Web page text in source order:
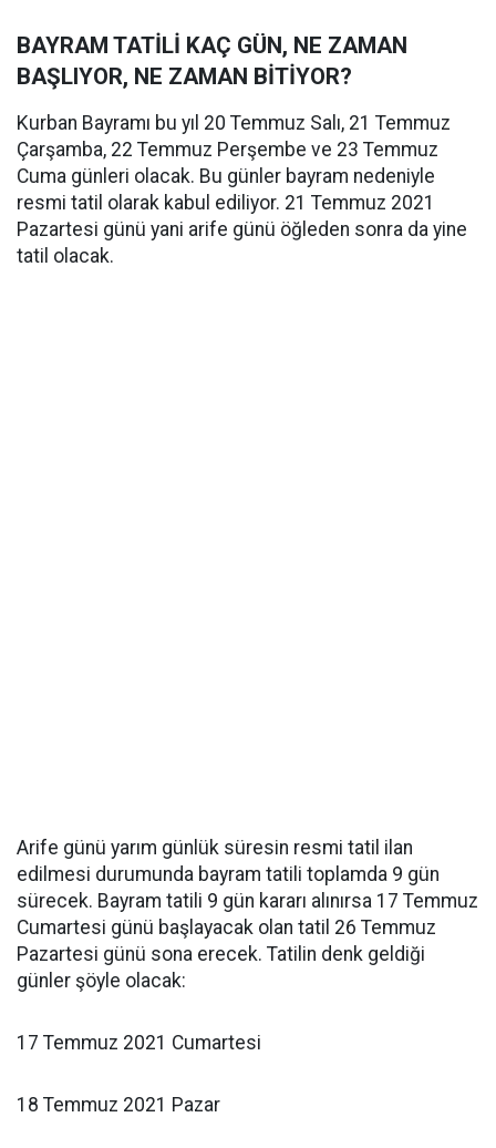
BAYRAM TATİLİ KAÇ GÜN, NE ZAMAN
BAŞLIYOR, NE ZAMAN BİTİYOR?
Kurban Bayramı bu yıl 20 Temmuz Salı, 21 Temmuz
Çarşamba, 22 Temmuz Perşembe ve 23 Temmuz
Cuma günleri olacak. Bu günler bayram nedeniyle
resmi tatil olarak kabul ediliyor. 21 Temmuz 2021
Pazartesi günü yani arife günü öğleden sonra da yine
tatil olacak.
Arife günü yarım günlük süresin resmi tatil ilan
edilmesi durumunda bayram tatili toplamda 9 gün
sürecek. Bayram tatili 9 gün kararı alınırsa 17 Temmuz
Cumartesi günü başlayacak olan tatil 26 Temmuz
Pazartesi günü sona erecek. Tatilin denk geldiği
günler şöyle olacak:
17 Temmuz 2021 Cumartesi
18 Temmuz 2021 Pazar